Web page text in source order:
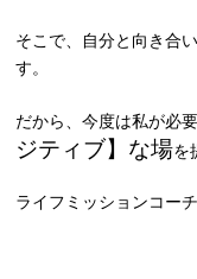
そこで、自分と向き合
す。
だから、今度は私が必
ジティブ】な場を
ライフミッションコー